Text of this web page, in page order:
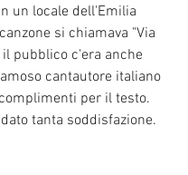
un locale dell'Emilia
si chiamava "Via
il pubblico c'era anche
cantautore italiano
per il testo.
tanta soddisfazione.